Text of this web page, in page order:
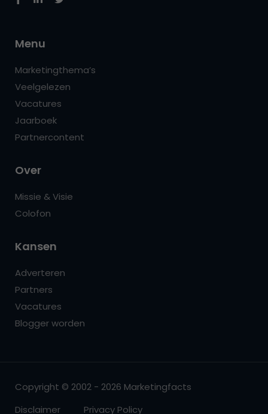
Menu
Marketingthema’s
Veelgelezen
Vacatures
Jaarboek
Partnercontent
Over
Missie & Visie
Colofon
Kansen
Adverteren
Partners
Vacatures
Blogger worden
Copyright © 2002 - 2026 Marketingfacts
Disclaimer
Privacy Policy